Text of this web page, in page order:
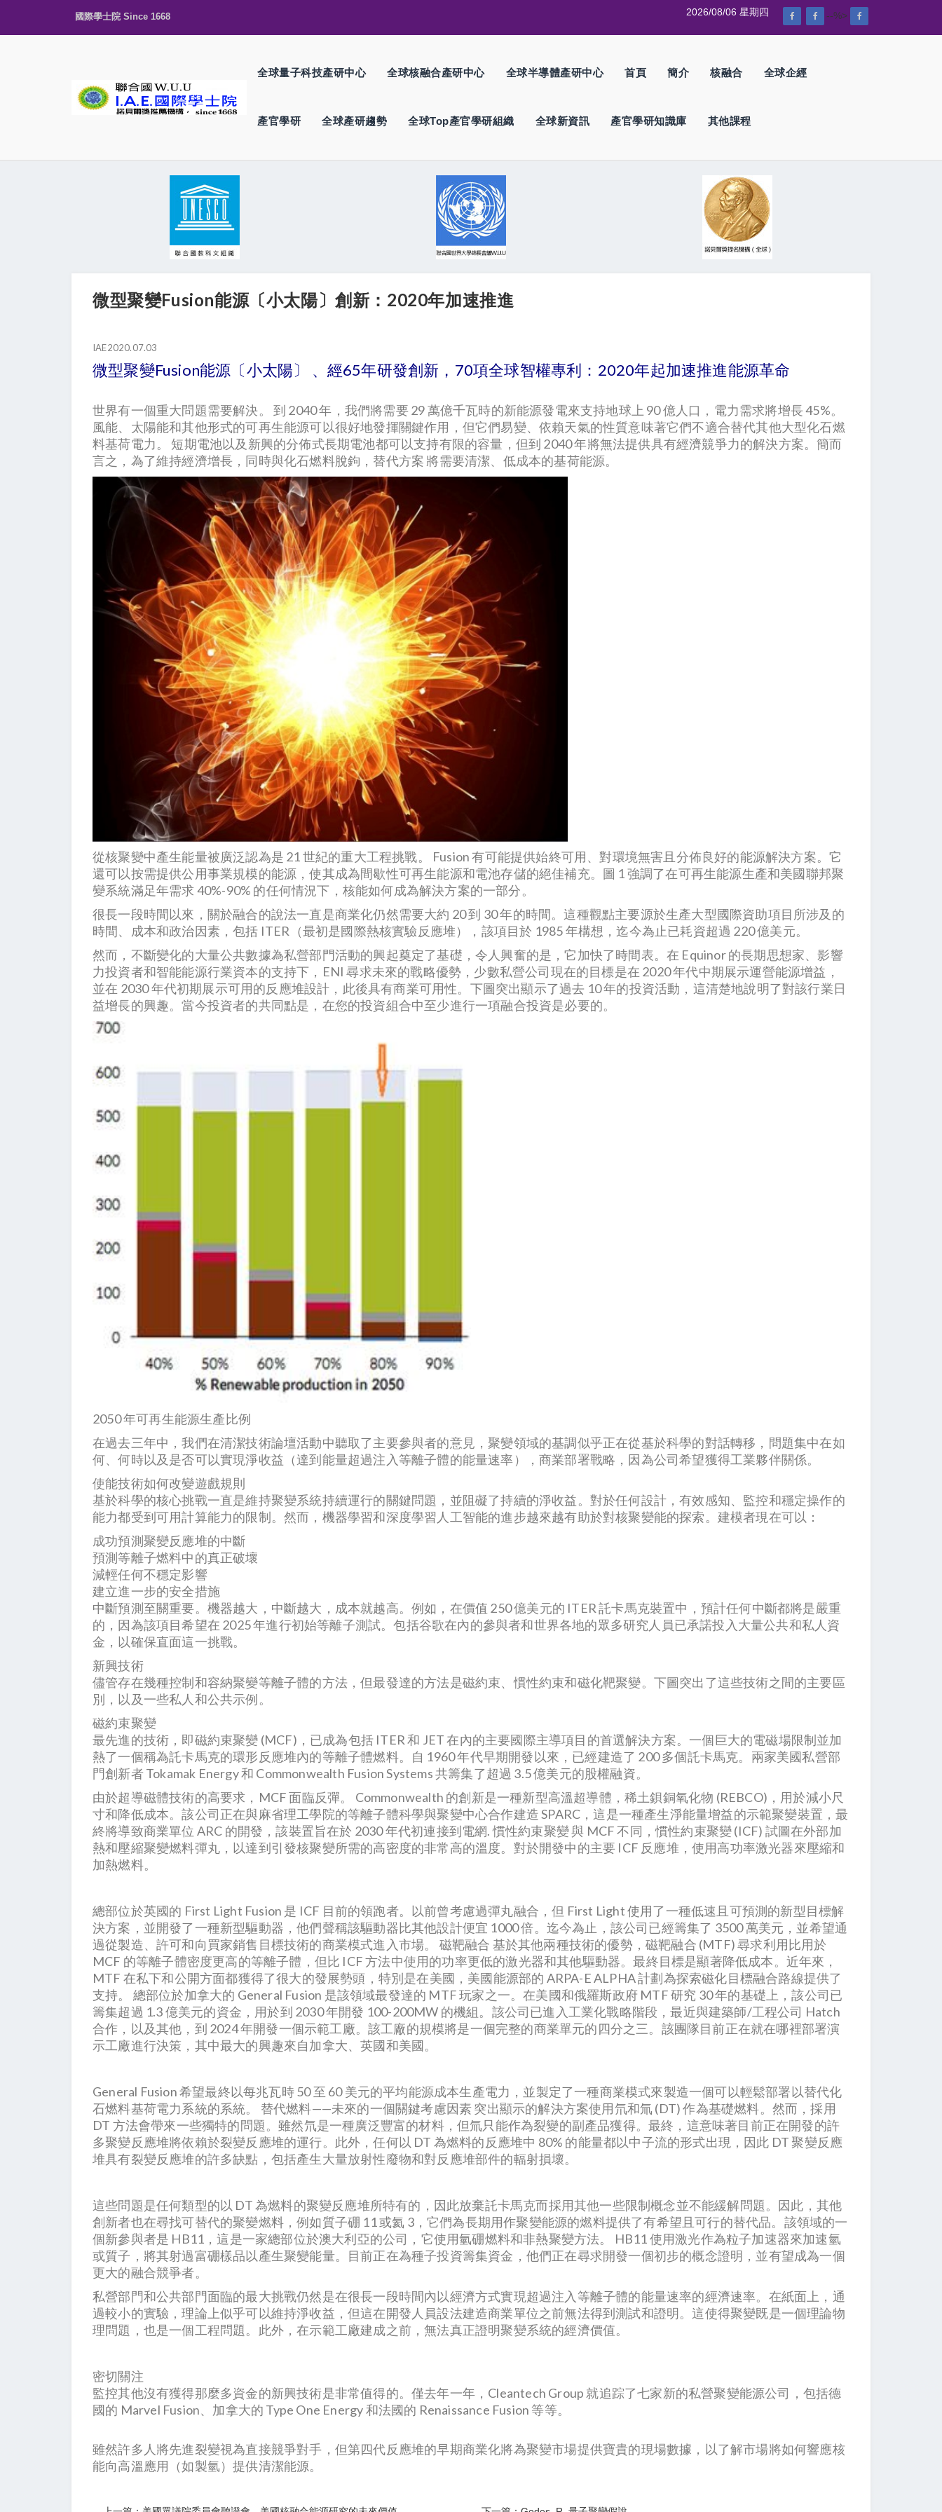
國際學士院 Since 1668 --%>
2026/08/06 星期四
全球量子科技產研中心 全球核融合產研中心 全球半導體產研中心 首頁 簡介 核融合 全球企經
產官學研 全球產研趨勢 全球Top產官學研組織 全球新資訊 產官學研知識庫 其他課程
微型聚變Fusion能源〔小太陽〕創新：2020年加速推進
IAE2020.07.03
微型聚變Fusion能源〔小太陽〕 、經65年研發創新，70項全球智權專利：2020年起加速推進能源革命
世界有一個重大問題需要解決。 到 2040 年，我們將需要 29 萬億千瓦時的新能源發電來支持地球上 90 億人口，電力需求將增長 45%。
風能、太陽能和其他形式的可再生能源可以很好地發揮關鍵作用，但它們易變、依賴天氣的性質意味著它們不適合替代其他大型化石燃
料基荷電力。 短期電池以及新興的分佈式長期電池都可以支持有限的容量，但到 2040 年將無法提供具有經濟競爭力的解決方案。簡而
言之，為了維持經濟增長，同時與化石燃料脫鉤，替代方案 將需要清潔、低成本的基荷能源。
從核聚變中產生能量被廣泛認為是 21 世紀的重大工程挑戰。 Fusion 有可能提供始終可用、對環境無害且分佈良好的能源解決方案。它
還可以按需提供公用事業規模的能源，使其成為間歇性可再生能源和電池存儲的絕佳補充。圖 1 強調了在可再生能源生產和美國聯邦聚
變系統滿足年需求 40%-90% 的任何情況下，核能如何成為解決方案的一部分。
很長一段時間以來，關於融合的說法一直是商業化仍然需要大約 20 到 30 年的時間。這種觀點主要源於生產大型國際資助項目所涉及的
時間、成本和政治因素，包括 ITER（最初是國際熱核實驗反應堆），該項目於 1985 年構想，迄今為止已耗資超過 220 億美元。
然而，不斷變化的大量公共數據為私營部門活動的興起奠定了基礎，令人興奮的是，它加快了時間表。在 Equinor 的長期思想家、影響
力投資者和智能能源行業資本的支持下，ENI 尋求未來的戰略優勢，少數私營公司現在的目標是在 2020 年代中期展示運營能源增益，
並在 2030 年代初期展示可用的反應堆設計，此後具有商業可用性。下圖突出顯示了過去 10 年的投資活動，這清楚地說明了對該行業日
益增長的興趣。當今投資者的共同點是，在您的投資組合中至少進行一項融合投資是必要的。
2050 年可再生能源生產比例
在過去三年中，我們在清潔技術論壇活動中聽取了主要參與者的意見，聚變領域的基調似乎正在從基於科學的對話轉移，問題集中在如
何、何時以及是否可以實現淨收益（達到能量超過注入等離子體的能量速率），商業部署戰略，因為公司希望獲得工業夥伴關係。
使能技術如何改變遊戲規則
基於科學的核心挑戰一直是維持聚變系統持續運行的關鍵問題，並阻礙了持續的淨收益。對於任何設計，有效感知、監控和穩定操作的
能力都受到可用計算能力的限制。然而，機器學習和深度學習人工智能的進步越來越有助於對核聚變能的探索。建模者現在可以：
成功預測聚變反應堆的中斷
預測等離子燃料中的真正破壞
減輕任何不穩定影響
建立進一步的安全措施
中斷預測至關重要。機器越大，中斷越大，成本就越高。例如，在價值 250 億美元的 ITER 託卡馬克裝置中，預計任何中斷都將是嚴重
的，因為該項目希望在 2025 年進行初始等離子測試。包括谷歌在內的參與者和世界各地的眾多研究人員已承諾投入大量公共和私人資
金，以確保直面這一挑戰。
新興技術
儘管存在幾種控制和容納聚變等離子體的方法，但最發達的方法是磁約束、慣性約束和磁化靶聚變。下圖突出了這些技術之間的主要區
別，以及一些私人和公共示例。
磁約束聚變
最先進的技術，即磁約束聚變 (MCF)，已成為包括 ITER 和 JET 在內的主要國際主導項目的首選解決方案。一個巨大的電磁場限制並加
熱了一個稱為託卡馬克的環形反應堆內的等離子體燃料。自 1960 年代早期開發以來，已經建造了 200 多個託卡馬克。兩家美國私營部
門創新者 Tokamak Energy 和 Commonwealth Fusion Systems 共籌集了超過 3.5 億美元的股權融資。
由於超導磁體技術的高要求，MCF 面臨反彈。 Commonwealth 的創新是一種新型高溫超導體，稀土鋇銅氧化物 (REBCO)，用於減小尺
寸和降低成本。該公司正在與麻省理工學院的等離子體科學與聚變中心合作建造 SPARC，這是一種產生淨能量增益的示範聚變裝置，最
終將導致商業單位 ARC 的開發，該裝置旨在於 2030 年代初連接到電網. 慣性約束聚變 與 MCF 不同，慣性約束聚變 (ICF) 試圖在外部加
熱和壓縮聚變燃料彈丸，以達到引發核聚變所需的高密度的非常高的溫度。對於開發中的主要 ICF 反應堆，使用高功率激光器來壓縮和
加熱燃料。
總部位於英國的 First Light Fusion 是 ICF 目前的領跑者。以前曾考慮過彈丸融合，但 First Light 使用了一種低速且可預測的新型目標解
決方案，並開發了一種新型驅動器，他們聲稱該驅動器比其他設計便宜 1000 倍。迄今為止，該公司已經籌集了 3500 萬美元，並希望通
過從製造、許可和向買家銷售目標技術的商業模式進入市場。 磁靶融合 基於其他兩種技術的優勢，磁靶融合 (MTF) 尋求利用比用於
MCF 的等離子體密度更高的等離子體，但比 ICF 方法中使用的功率更低的激光器和其他驅動器。最終目標是顯著降低成本。近年來，
MTF 在私下和公開方面都獲得了很大的發展勢頭，特別是在美國，美國能源部的 ARPA-E ALPHA 計劃為探索磁化目標融合路線提供了
支持。 總部位於加拿大的 General Fusion 是該領域最發達的 MTF 玩家之一。在美國和俄羅斯政府 MTF 研究 30 年的基礎上，該公司已
籌集超過 1.3 億美元的資金，用於到 2030 年開發 100-200MW 的機組。該公司已進入工業化戰略階段，最近與建築師/工程公司 Hatch
合作，以及其他，到 2024 年開發一個示範工廠。該工廠的規模將是一個完整的商業單元的四分之三。該團隊目前正在就在哪裡部署演
示工廠進行決策，其中最大的興趣來自加拿大、英國和美國。
General Fusion 希望最終以每兆瓦時 50 至 60 美元的平均能源成本生產電力，並製定了一種商業模式來製造一個可以輕鬆部署以替代化
石燃料基荷電力系統的系統。 替代燃料——未來的一個關鍵考慮因素 突出顯示的解決方案使用氘和氚 (DT) 作為基礎燃料。然而，採用
DT 方法會帶來一些獨特的問題。雖然氘是一種廣泛豐富的材料，但氚只能作為裂變的副產品獲得。最終，這意味著目前正在開發的許
多聚變反應堆將依賴於裂變反應堆的運行。此外，任何以 DT 為燃料的反應堆中 80% 的能量都以中子流的形式出現，因此 DT 聚變反應
堆具有裂變反應堆的許多缺點，包括產生大量放射性廢物和對反應堆部件的輻射損壞。
這些問題是任何類型的以 DT 為燃料的聚變反應堆所特有的，因此放棄託卡馬克而採用其他一些限制概念並不能緩解問題。因此，其他
創新者也在尋找可替代的聚變燃料，例如質子硼 11 或氦 3，它們為長期用作聚變能源的燃料提供了有希望且可行的替代品。該領域的一
個新參與者是 HB11，這是一家總部位於澳大利亞的公司，它使用氫硼燃料和非熱聚變方法。 HB11 使用激光作為粒子加速器來加速氫
或質子，將其射過富硼樣品以產生聚變能量。目前正在為種子投資籌集資金，他們正在尋求開發一個初步的概念證明，並有望成為一個
更大的融合競爭者。
私營部門和公共部門面臨的最大挑戰仍然是在很長一段時間內以經濟方式實現超過注入等離子體的能量速率的經濟速率。在紙面上，通
過較小的實驗，理論上似乎可以維持淨收益，但這在開發人員設法建造商業單位之前無法得到測試和證明。這使得聚變既是一個理論物
理問題，也是一個工程問題。此外，在示範工廠建成之前，無法真正證明聚變系統的經濟價值。
密切關注
監控其他沒有獲得那麼多資金的新興技術是非常值得的。僅去年一年，Cleantech Group 就追踪了七家新的私營聚變能源公司，包括德
國的 Marvel Fusion、加拿大的 Type One Energy 和法國的 Renaissance Fusion 等等。
雖然許多人將先進裂變視為直接競爭對手，但第四代反應堆的早期商業化將為聚變市場提供寶貴的現場數據，以了解市場將如何響應核
能向高溫應用（如製氫）提供清潔能源。